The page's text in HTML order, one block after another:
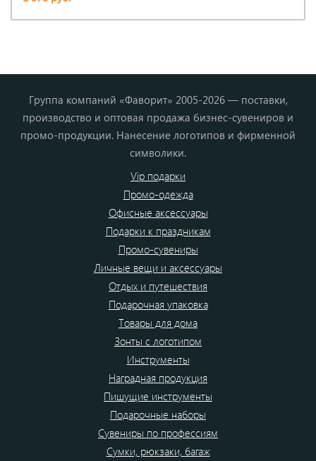
Группа компаний «Фаворит» 2005-2026 — поставки,
производство и оптовая продажа бизнес-сувениров и
промо-продукции. Нанесение логотипов и фирменной
символики.
Vip подарки
Промо-одежда
Офисные аксессуары
Подарки к праздникам
Промо-сувениры
Личные вещи и аксессуары
Отдых и путешествия
Подарочная упаковка
Товары для дома
Зонты с логотипом
Инструменты
Наградная продукция
Пишущие инструменты
Подарочные наборы
Сувениры по профессиям
Сумки, рюкзаки, багаж